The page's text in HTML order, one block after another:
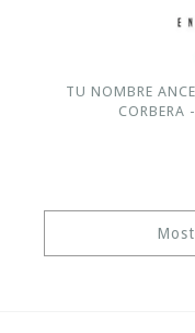
TU NOMBRE
CORBERA